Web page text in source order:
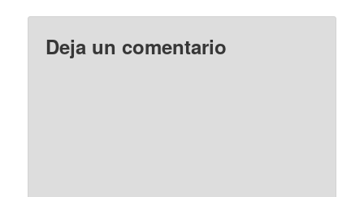
Deja un comentario